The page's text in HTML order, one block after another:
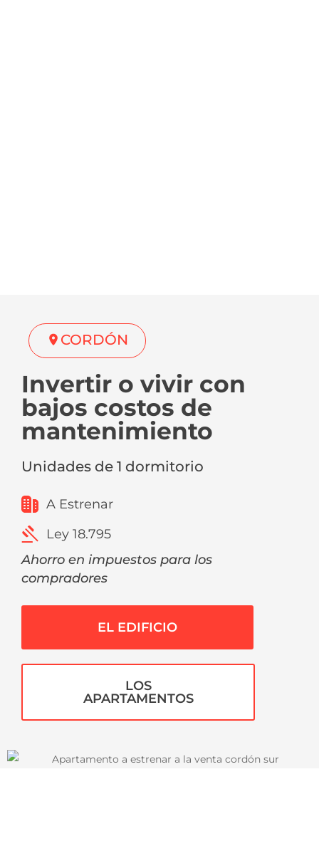
CORDÓN
Invertir o vivir con
bajos costos de
mantenimiento
Unidades de 1 dormitorio
A Estrenar
Ley 18.795
Ahorro en impuestos para los
compradores
EL EDIFICIO
LOS
APARTAMENTOS